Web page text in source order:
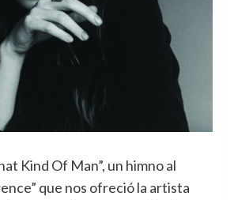
Kind Of Man”, un himno al
que nos ofreció la artista